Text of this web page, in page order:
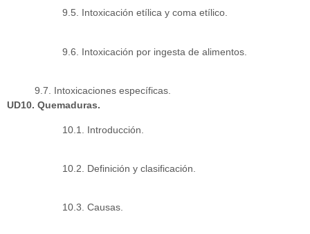
9.5. Intoxicación etílica y coma etílico.
9.6. Intoxicación por ingesta de alimentos.
9.7. Intoxicaciones específicas.
UD10. Quemaduras.
10.1. Introducción.
10.2. Definición y clasificación.
10.3. Causas.